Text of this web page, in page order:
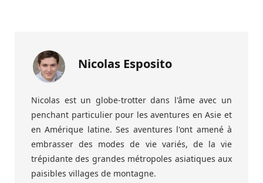
Nicolas Esposito
Nicolas est un globe-trotter dans l'âme avec un
penchant particulier pour les aventures en Asie et
en Amérique latine. Ses aventures l'ont amené à
embrasser des modes de vie variés, de la vie
trépidante des grandes métropoles asiatiques aux
paisibles villages de montagne.